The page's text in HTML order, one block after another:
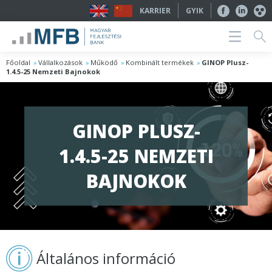
KARRIER GYIK
Főoldal Vállalkozások Működő Kombinált termékek
GINOP Plusz-
1.4.5-25 Nemzeti Bajnokok
GINOP PLUSZ-
1.4.5-25 NEMZETI
BAJNOKOK
Általános információ